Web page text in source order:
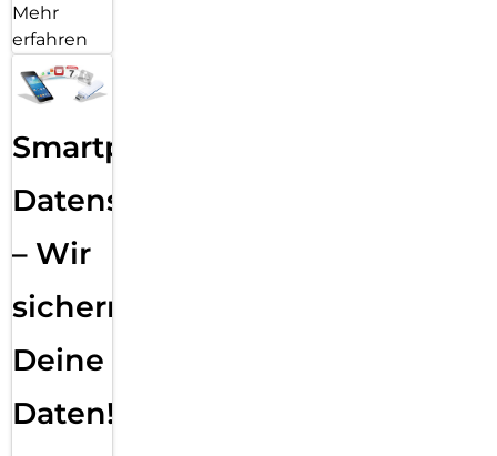
Mehr
erfahren
Smartphone
Datensicherung
– Wir
sichern
Deine
Daten!